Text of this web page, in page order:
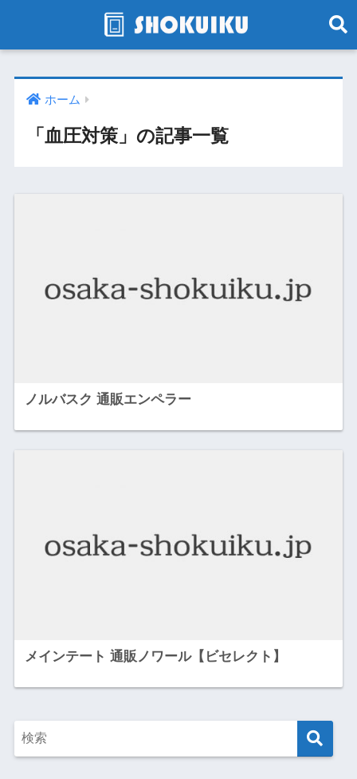
ホーム
「血圧対策」の記事一覧
ノルバスク 通販エンペラー
メインテート 通販ノワール【ビセレクト】